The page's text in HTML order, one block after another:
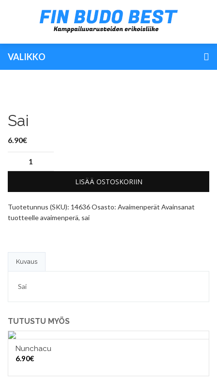
VALIKKO
Sai
6.90€
LISÄÄ OSTOSKORIIN
Tuotetunnus (SKU): 14636Osasto: Avaimenperät Avainsanat
tuotteelleavaimenperä, sai
Kuvaus
Sai
TUTUSTU MYÖS
Nunchacu
6.90€